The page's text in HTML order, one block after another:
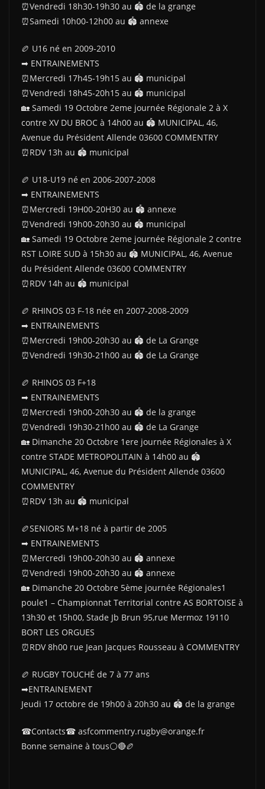
⏰Vendredi 18h30-19h30 au 🏟 de la grange
⏰Samedi 10h00-12h00 au 🏟 annexe
🏉 U16 né en 2009-2010
➡ ENTRAINEMENTS
⏰Mercredi 17h45-19h15 au 🏟 municipal
⏰Vendredi 18h45-20h15 au 🏟 municipal
🏡 Samedi 19 Octobre 2eme journée Régionale 2 à X
contre XV DU BROC à 14h00 au 🏟 MUNICIPAL, 46,
Avenue du Président Allende 03600 COMMENTRY
⏰RDV 13h au 🏟 municipal
🏉 U18-U19 né en 2006-2007-2008
➡ ENTRAINEMENTS
⏰Mercredi 19H00-20H30 au 🏟 annexe
⏰Vendredi 19h00-20h30 au 🏟 municipal
🏡 Samedi 19 Octobre 2eme journée Régionale 2 contre
RST LOIRE SUD à 15h30 au 🏟 MUNICIPAL, 46, Avenue
du Président Allende 03600 COMMENTRY
⏰RDV 14h au 🏟 municipal
🏉 RHINOS 03 F-18 née en 2007-2008-2009
➡ ENTRAINEMENTS
⏰Mercredi 19h00-20h30 au 🏟 de La Grange
⏰Vendredi 19h30-21h00 au 🏟 de La Grange
🏉 RHINOS 03 F+18
➡ ENTRAINEMENTS
⏰Mercredi 19h00-20h30 au 🏟 de la grange
⏰Vendredi 19h30-21h00 au 🏟 de La Grange
🏡 Dimanche 20 Octobre 1ere journée Régionales à X
contre STADE METROPOLITAIN à 14h00 au 🏟
MUNICIPAL, 46, Avenue du Président Allende 03600
COMMENTRY
⏰RDV 13h au 🏟 municipal
🏉SENIORS M+18 né à partir de 2005
➡ ENTRAINEMENTS
⏰Mercredi 19h00-20h30 au 🏟 annexe
⏰Vendredi 19h00-20h30 au 🏟 annexe
🏡 Dimanche 20 Octobre 5ème journée Régionales1
poule1 – Championnat Territorial contre AS BORTOISE à
13h30 et 15h00, Stade Jb Brun 95,rue Mermoz 19110
BORT LES ORGUES
⏰RDV 8h00 rue Jean Jacques Rousseau à COMMENTRY
🏉 RUGBY TOUCHÉ de 7 à 77 ans
➡ENTRAINEMENT
Jeudi 17 octobre de 19h00 à 20h30 au 🏟 de la grange
☎Contacts☎ asfcommentry.rugby@orange.fr
Bonne semaine à tous⚪🔴🏉